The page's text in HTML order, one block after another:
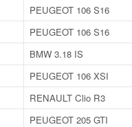
PEUGEOT 106 S16
PEUGEOT 106 S16
BMW 3.18 IS
PEUGEOT 106 XSI
RENAULT Clio R3
PEUGEOT 205 GTI